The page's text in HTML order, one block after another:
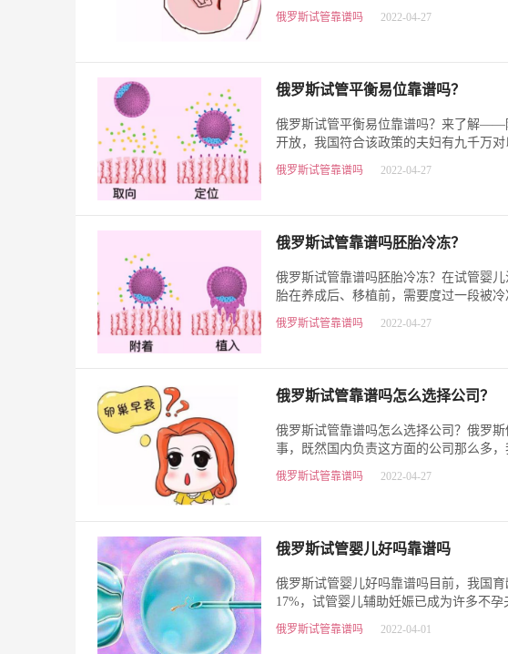
患者在接受试管助孕治疗过…
俄罗斯试管靠谱吗 2022-04-27
俄罗斯试管平衡易位靠谱吗？​
俄罗斯试管平衡易位靠谱吗？来了解——
开放，我国符合该政策的夫妇有九千万对
上，50%是在40岁以上。所以这…
俄罗斯试管靠谱吗 2022-04-27
俄罗斯试管靠谱吗胚胎冷冻？​
俄罗斯试管靠谱吗胚胎冷冻？在试管婴
胎在养成后、移植前，需要度过一段被
但增加了试管的工序，还…
俄罗斯试管靠谱吗 2022-04-27
俄罗斯试管靠谱吗怎么选择公司？​
俄罗斯试管靠谱吗怎么选择公司？俄罗
事，既然国内负责这方面的公司那么多
才可以放心。有了好公司做…
俄罗斯试管靠谱吗 2022-04-27
俄罗斯试管婴儿好吗靠谱吗
俄罗斯试管婴儿好吗靠谱吗目前，我国
17%，试管婴儿辅助妊娠已成为许多不
手续复杂，限制很多。大多数…
俄罗斯试管靠谱吗 2022-04-01